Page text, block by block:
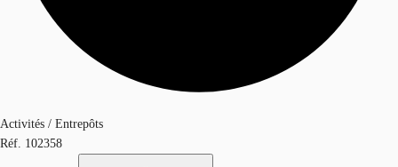
Activités / Entrepôts
Réf. 102358